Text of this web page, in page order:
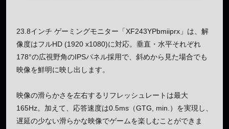
23.8インチ ゲーミングモニター「XF243YPbmiiprx」は、解
像度はフルHD (1920 x1080)に対応。垂直・水平それぞれ
178°の広視野角のIPSパネル採用で、斜めから見た場合でも
映像を鮮明に映し出します。
映像の滑らかさを左右するリフレッシュレートは最大
165Hz。加えて、応答速度は0.5ms（GTG, min.）を実現し、
遅延の少ない滑らかな映像でゲームを楽しむことができま